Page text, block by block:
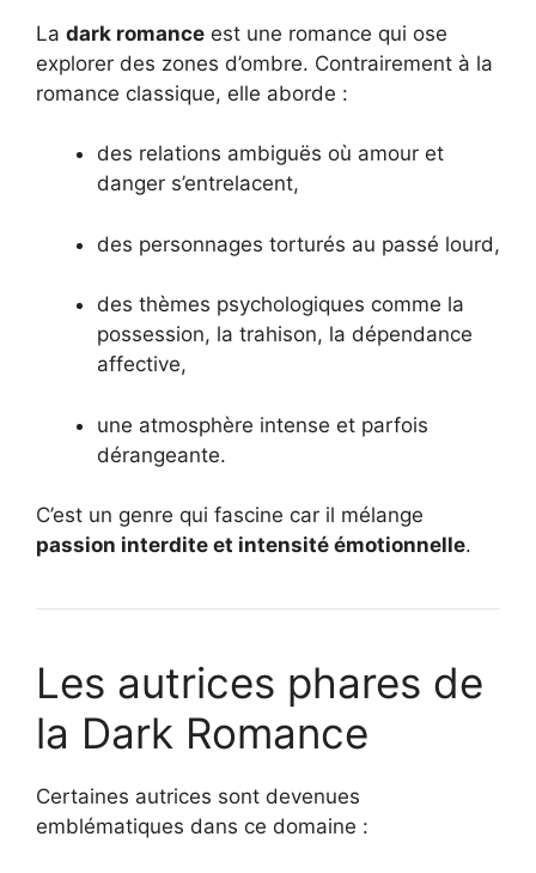
La dark romance est une romance qui ose
explorer des zones d’ombre. Contrairement à la
romance classique, elle aborde :
des relations ambiguës où amour et
danger s’entrelacent,
des personnages torturés au passé lourd,
des thèmes psychologiques comme la
possession, la trahison, la dépendance
affective,
une atmosphère intense et parfois
dérangeante.
C’est un genre qui fascine car il mélange
passion interdite et intensité émotionnelle.
Les autrices phares de
la Dark Romance
Certaines autrices sont devenues
emblématiques dans ce domaine :